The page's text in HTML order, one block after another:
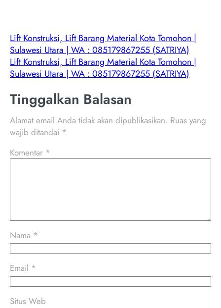
Lift Konstruksi, Lift Barang Material Kota Tomohon |
Sulawesi Utara | WA : 085179867255 (SATRIYA)
Lift Konstruksi, Lift Barang Material Kota Tomohon |
Sulawesi Utara | WA : 085179867255 (SATRIYA)
Tinggalkan Balasan
Alamat email Anda tidak akan dipublikasikan. Ruas yang
wajib ditandai *
Komentar *
Nama *
Email *
Situs Web